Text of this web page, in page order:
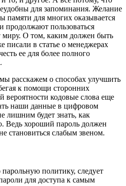
для запоминания. Желание
памяти для многих оказывается
продолжают пользоваться
О том, каким должен быть
в статье о менеджерах
ее для более полного
расскажем о способах улучшить
к помощи сторонних
кодовые слова еще
наши данные в цифровом
лишним будет знать, как
Ведь хороший пароль должен
становиться слабым звеном.
политику, следует
для доступа к самым